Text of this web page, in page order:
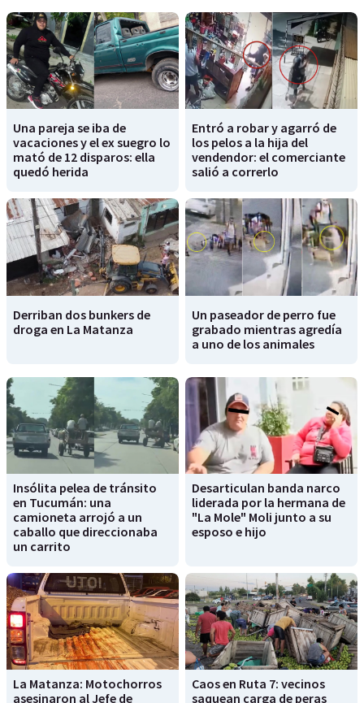
Una pareja se iba de
vacaciones y el ex suegro lo
mató de 12 disparos: ella
quedó herida
Entró a robar y agarró de
los pelos a la hija del
vendendor: el comerciante
salió a correrlo
Derriban dos bunkers de
droga en La Matanza
Un paseador de perro fue
grabado mientras agredía
a uno de los animales
Insólita pelea de tránsito
en Tucumán: una
camioneta arrojó a un
caballo que direccionaba
un carrito
Desarticulan banda narco
liderada por la hermana de
"La Mole" Moli junto a su
esposo e hijo
La Matanza: Motochorros
asesinaron al Jefe de
Caos en Ruta 7: vecinos
saquean carga de peras